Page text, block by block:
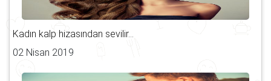
Kadın kalp hizasından sevilir...
02 Nisan 2019